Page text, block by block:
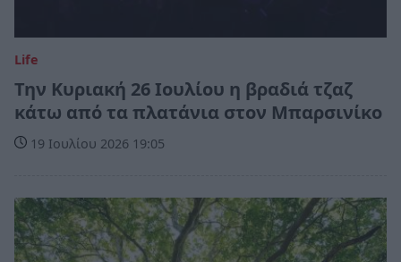
Life
Την Κυριακή 26 Ιουλίου η βραδιά τζαζ
κάτω από τα πλατάνια στον Μπαρσινίκο
19 Ιουλίου 2026 19:05